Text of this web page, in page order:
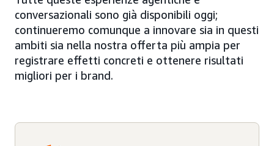
conversazionali sono già disponibili oggi;
continueremo comunque a innovare sia in questi
ambiti sia nella nostra offerta più ampia per
registrare effetti concreti e ottenere risultati
migliori per i brand.